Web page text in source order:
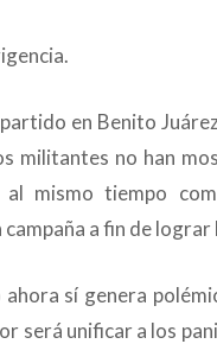
en Benito
militantes no han
al mismo tiempo
a fin de
sí genera
será unificar a los